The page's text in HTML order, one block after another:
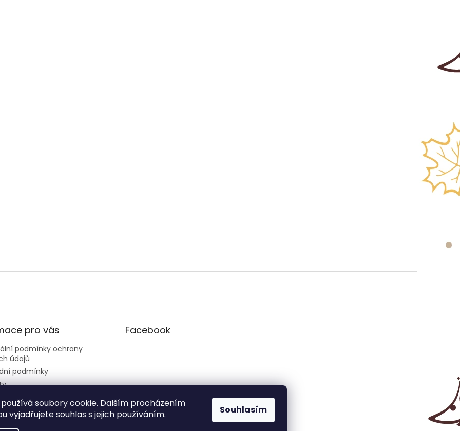
soubory cookie. Dalším procházením
vyjadřujete souhlas s jejich používáním.
Souhlasím
pro vás
podmínky ochrany
údajů
podmínky
Facebook